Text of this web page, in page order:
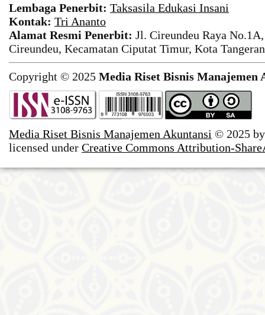
Lembaga Penerbit: Taksasila Edukasi Insani
Kontak: Tri Ananto
Alamat Resmi Penerbit: Jl. Cireundeu Raya
Cireundeu, Kecamatan Ciputat Timur, Kota
Copyright © 2025 Media Riset Bisnis Manajemen
Media Riset Bisnis Manajemen Akuntansi © 2025
licensed under Creative Commons Attribution-